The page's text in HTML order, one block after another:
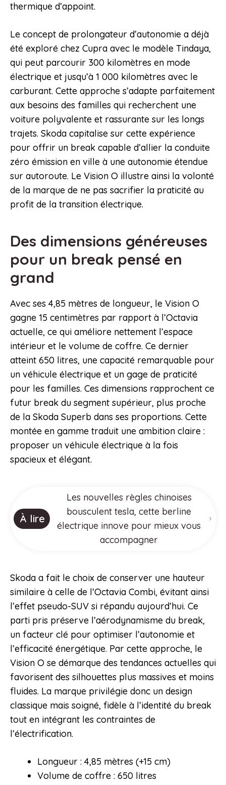
thermique d’appoint.
Le concept de prolongateur d’autonomie a déjà
été exploré chez Cupra avec le modèle Tindaya,
qui peut parcourir 300 kilomètres en mode
électrique et jusqu’à 1 000 kilomètres avec le
carburant. Cette approche s’adapte parfaitement
aux besoins des familles qui recherchent une
voiture polyvalente et rassurante sur les longs
trajets. Skoda capitalise sur cette expérience
pour offrir un break capable d’allier la conduite
zéro émission en ville à une autonomie étendue
sur autoroute. Le Vision O illustre ainsi la volonté
de la marque de ne pas sacrifier la praticité au
profit de la transition électrique.
Des dimensions généreuses
pour un break pensé en
grand
Avec ses 4,85 mètres de longueur, le Vision O
gagne 15 centimètres par rapport à l’Octavia
actuelle, ce qui améliore nettement l’espace
intérieur et le volume de coffre. Ce dernier
atteint 650 litres, une capacité remarquable pour
un véhicule électrique et un gage de praticité
pour les familles. Ces dimensions rapprochent ce
futur break du segment supérieur, plus proche
de la Skoda Superb dans ses proportions. Cette
montée en gamme traduit une ambition claire :
proposer un véhicule électrique à la fois
spacieux et élégant.
À lire
Les nouvelles règles chinoises
bousculent tesla, cette berline
électrique innove pour mieux vous
accompagner
Skoda a fait le choix de conserver une hauteur
similaire à celle de l’Octavia Combi, évitant ainsi
l’effet pseudo-SUV si répandu aujourd’hui. Ce
parti pris préserve l’aérodynamisme du break,
un facteur clé pour optimiser l’autonomie et
l’efficacité énergétique. Par cette approche, le
Vision O se démarque des tendances actuelles qui
favorisent des silhouettes plus massives et moins
fluides. La marque privilégie donc un design
classique mais soigné, fidèle à l’identité du break
tout en intégrant les contraintes de
l’électrification.
Longueur : 4,85 mètres (+15 cm)
Volume de coffre : 650 litres